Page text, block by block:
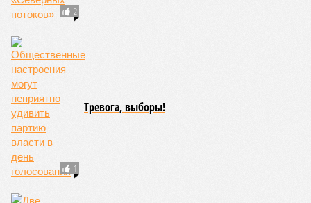
Каждый дрон обходился военному ведомству в 8 млн рублей,
однако «производителю» стоил всего 1,2 миллиона. Эта цена,
очевидно, включала и стоимость закупки китайского
беспилотника, и траты на его символическую доработку
Время вышло?
Однако, рассуждая об описанных схемах и
ним чиновницей Минпромторга, нельзя не задаться
вопросом: почему необходимость прибегать к
использованию зарубежных комплектующих оказывается